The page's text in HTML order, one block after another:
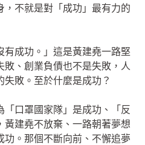
，不就是對「成功」最有力的
有成功。」這是黃建堯一路堅
敗、創業負債也不是失敗，人
敗。至於什麼是成功？
口罩國家隊」是成功、「反
黃建堯不放棄、一路朝著夢想
功。那個不斷向前、不懈追夢